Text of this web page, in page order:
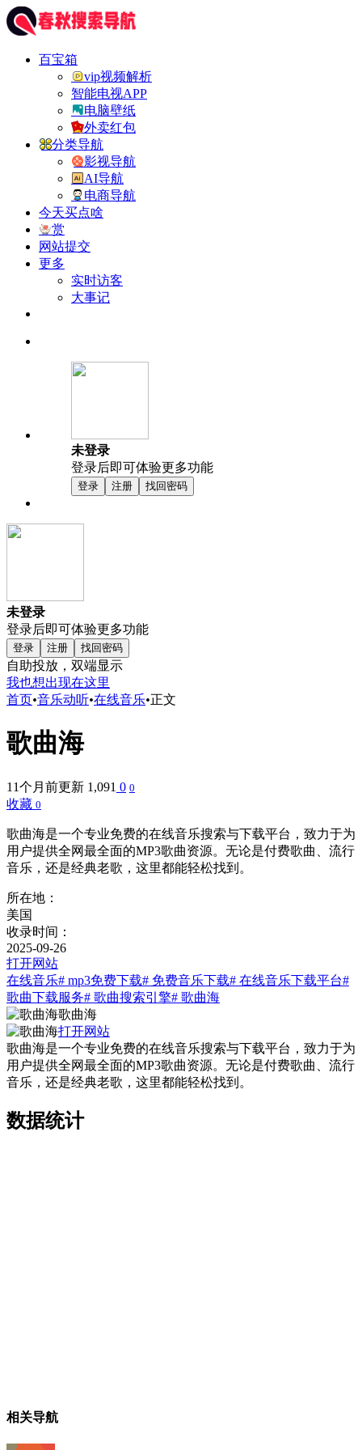
百宝箱
vip视频解析
智能电视APP
电脑壁纸
外卖红包
分类导航
影视导航
AI导航
电商导航
今天买点啥
赏
网站提交
更多
实时访客
大事记
未登录
登录后即可体验更多功能
登录 注册 找回密码
未登录
登录后即可体验更多功能
登录 注册 找回密码
自助投放，双端显示
我也想出现在这里
首页•音乐动听•在线音乐•正文
歌曲海
11个月前更新 1,091 0 0
收藏 0
歌曲海是一个专业免费的在线音乐搜索与下载平台，致力于为
用户提供全网最全面的MP3歌曲资源。无论是付费歌曲、流行
音乐，还是经典老歌，这里都能轻松找到。
所在地：
美国
收录时间：
2025-09-26
打开网站
在线音乐# mp3免费下载# 免费音乐下载# 在线音乐下载平台#
歌曲下载服务# 歌曲搜索引擎# 歌曲海
歌曲海
打开网站
歌曲海是一个专业免费的在线音乐搜索与下载平台，致力于为
用户提供全网最全面的MP3歌曲资源。无论是付费歌曲、流行
音乐，还是经典老歌，这里都能轻松找到。
数据统计
相关导航